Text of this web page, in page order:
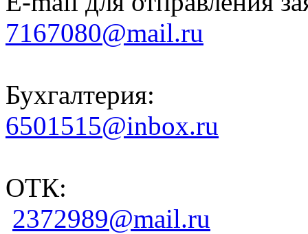
7167080@mail.ru
Бухгалтерия:
6501515@inbox.ru
ОТК:
2372989@mail.ru